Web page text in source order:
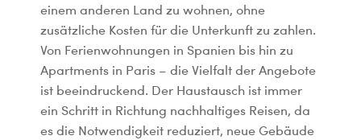
einem anderen Land zu wohnen, ohne
zusätzliche Kosten für die Unterkunft zu zahlen.
Von Ferienwohnungen in Spanien bis hin zu
Apartments in Paris – die Vielfalt der Angebote
ist beeindruckend. Der Haustausch ist immer
ein Schritt in Richtung nachhaltiges Reisen, da
es die Notwendigkeit reduziert, neue Gebäude